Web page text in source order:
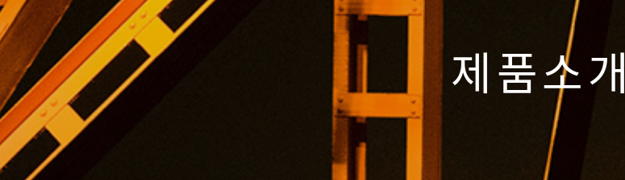
제품소개